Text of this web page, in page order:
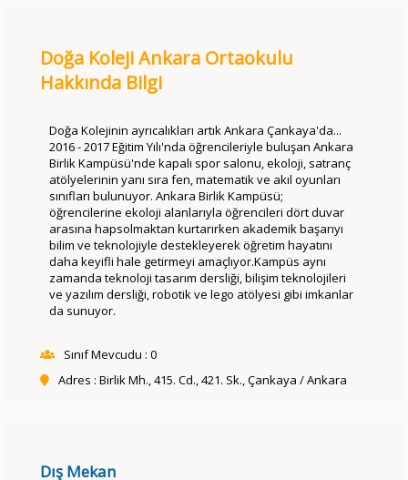
Doğa Koleji Ankara Ortaokulu
Hakkında Bilgi
Doğa Kolejinin ayrıcalıkları artık Ankara Çankaya'da...
2016 - 2017 Eğitim Yılı'nda öğrencileriyle buluşan Ankara
Birlik Kampüsü'nde kapalı spor salonu, ekoloji, satranç
atölyelerinin yanı sıra fen, matematik ve akıl oyunları
sınıfları bulunuyor.Ankara Birlik Kampüsü;
öğrencilerine ekoloji alanlarıyla öğrencileri dört duvar
arasına hapsolmaktan kurtarırken akademik başarıyı
bilim ve teknolojiyle destekleyerek öğretim hayatını
daha keyifli hale getirmeyi amaçlıyor.Kampüs aynı
zamanda teknoloji tasarım dersliği, bilişim teknolojileri
ve yazılım dersliği, robotik ve lego atölyesi gibi imkanlar
da sunuyor.
Sınıf Mevcudu : 0
Adres : Birlik Mh., 415. Cd., 421. Sk., Çankaya / Ankara
Dış Mekan